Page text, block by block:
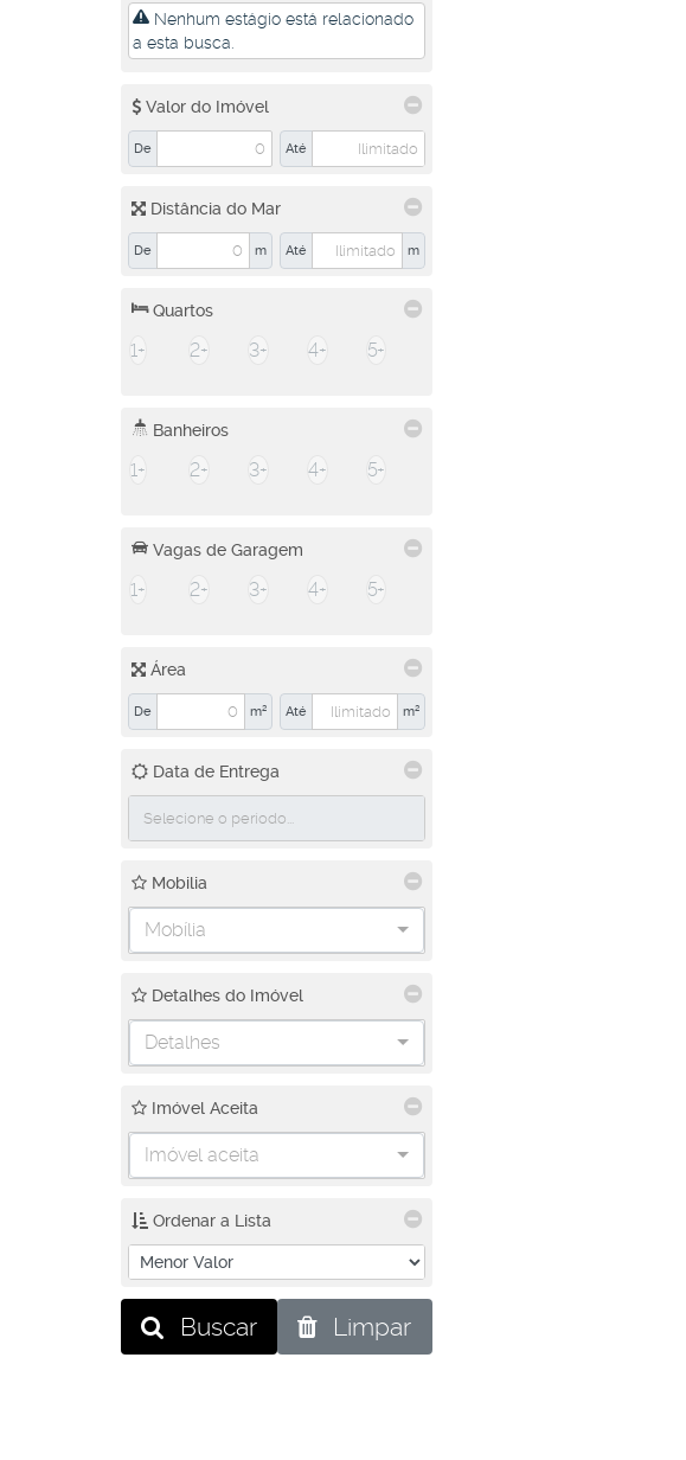
Vila Lalau (5)
Vila Lenzi (2)
Rio Hern (1)
Schroeder 1 (1)
Araquari (1)
Abrahão Alab (1)
Nenhum estágio está relacionado
a esta busca.
Valor do Imóvel
De Até
Distância do Mar
De m Até m
Quartos
1+ 2+ 3+ 4+ 5+
Banheiros
1+ 2+ 3+ 4+ 5+
Vagas de Garagem
1+ 2+ 3+ 4+ 5+
Área
De m² Até m²
Data de Entrega
Mobilia
Mobília
Detalhes do Imóvel
Detalhes
Imóvel Aceita
Imóvel aceita
Ordenar a Lista
Buscar Limpar